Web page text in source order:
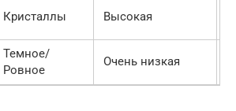
Кристаллы Высокая
Темное/
Ровное
Очень низкая